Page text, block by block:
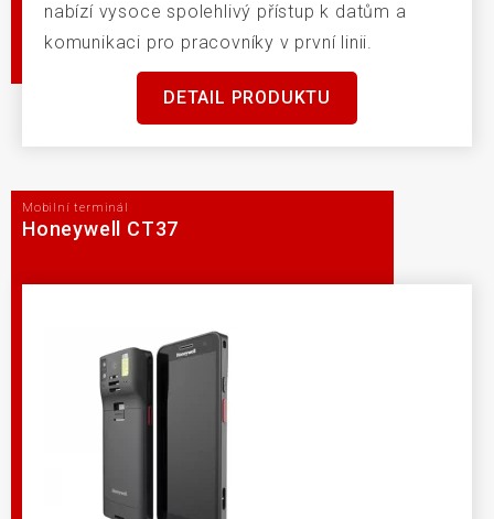
nabízí vysoce spolehlivý přístup k datům a
komunikaci pro pracovníky v první linii.
DETAIL PRODUKTU
Mobilní terminál
Honeywell CT37